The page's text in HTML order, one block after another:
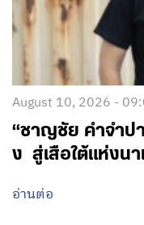
August 10, 2026 -
“ชาญชัย คำจำป
ง สู่เสือใต้แห่งนา
อ่านต่อ